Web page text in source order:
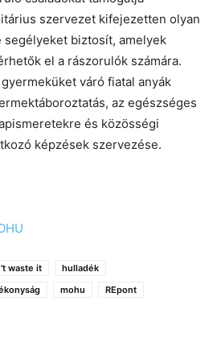
szervezet kifejezetten olyan
segélyeket biztosít, amelyek
el a rászorulók számára.
váró fiatal anyák
az egészséges
és közösségi
képzések szervezése.
waste it
hulladék
mohu
REpont